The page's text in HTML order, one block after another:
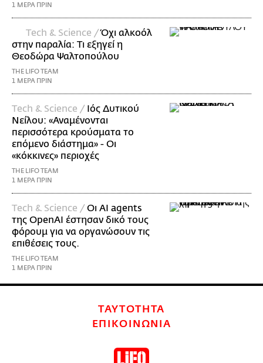
1 ΜΕΡΑ ΠΡΙΝ
Τech & Science /Όχι αλκοόλ
στην παραλία: Τι εξηγεί η
Θεοδώρα Ψαλτοπούλου
THE LIFO TEAM
1 ΜΕΡΑ ΠΡΙΝ
Τech & Science / Ιός Δυτικού
Νείλου: «Αναμένονται
περισσότερα κρούσματα το
επόμενο διάστημα» - Οι
«κόκκινες» περιοχές
THE LIFO TEAM
1 ΜΕΡΑ ΠΡΙΝ
Τech & Science /Οι AI agents
της OpenAI έστησαν δικό τους
φόρουμ για να οργανώσουν τις
επιθέσεις τους.
THE LIFO TEAM
1 ΜΕΡΑ ΠΡΙΝ
ΤΑΥΤΟΤΗΤΑ
ΕΠΙΚΟΙΝΩΝΙΑ